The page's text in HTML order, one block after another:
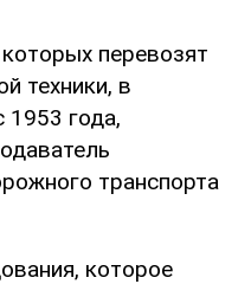
перевозят
техники, в
года,
транспорта
которое